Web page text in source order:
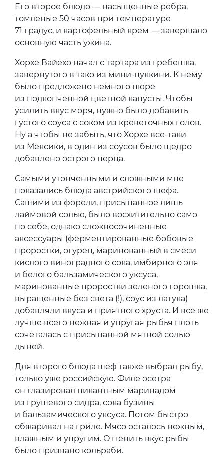
Его второе блюдо — насыщенные ребра,
томленые 50 часов при температуре
71 градус, и картофельный крем — завершало
основную часть ужина.
Хорхе Вайехо начал с тартара из гребешка,
завернутого в тако из мини-цуккини. К нему
было предложено немного пюре
из подкопченной цветной капусты. Чтобы
усилить вкус моря, нужно было добавить
густого соуса с соком из креветочных голов.
Ну а чтобы не забыть, что Хорхе все-таки
из Мексики, в один из соусов было щедро
добавлено острого перца.
Самыми утонченными и сложными мне
показались блюда австрийского шефа.
Сашими из форели, присыпанное лишь
лаймовой солью, было восхитительно само
по себе, однако сложносочиненные
аксессуары (ферментированные бобовые
проростки, огурец, маринованный в смеси
кислого виноградного сока, имбирного эля
и белого бальзамического уксуса,
маринованные проростки зеленого горошка,
выращенные без света (!), соус из латука)
добавляли вкуса и приятного хруста. И все же
лучше всего нежная и упругая рыбья плоть
сочеталась с присыпанной мятной солью
дыней.
Для второго блюда шеф также выбрал рыбу,
только уже российскую. Филе осетра
он глазировал пикантным маринадом
из грушевого сидра, сока бузины
и бальзамического уксуса. Потом быстро
обжаривал на гриле. Мясо осталось нежным,
влажным и упругим. Оттенить вкус рыбы
было призвано кольраби.